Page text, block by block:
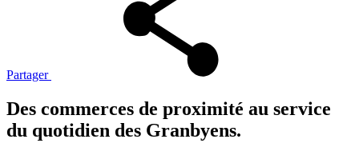
Partager
Des commerces de proximité au service
du quotidien des Granbyens.